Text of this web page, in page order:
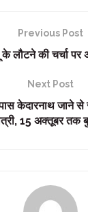
Previous Post
के लौटने की चर्चा पर
Next Post
पास केदारनाथ जाने
15 अक्तूबर तक